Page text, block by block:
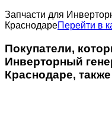
Запчасти для
КраснодареПерейти в
Покупатели,
Инверторный
Краснодаре,